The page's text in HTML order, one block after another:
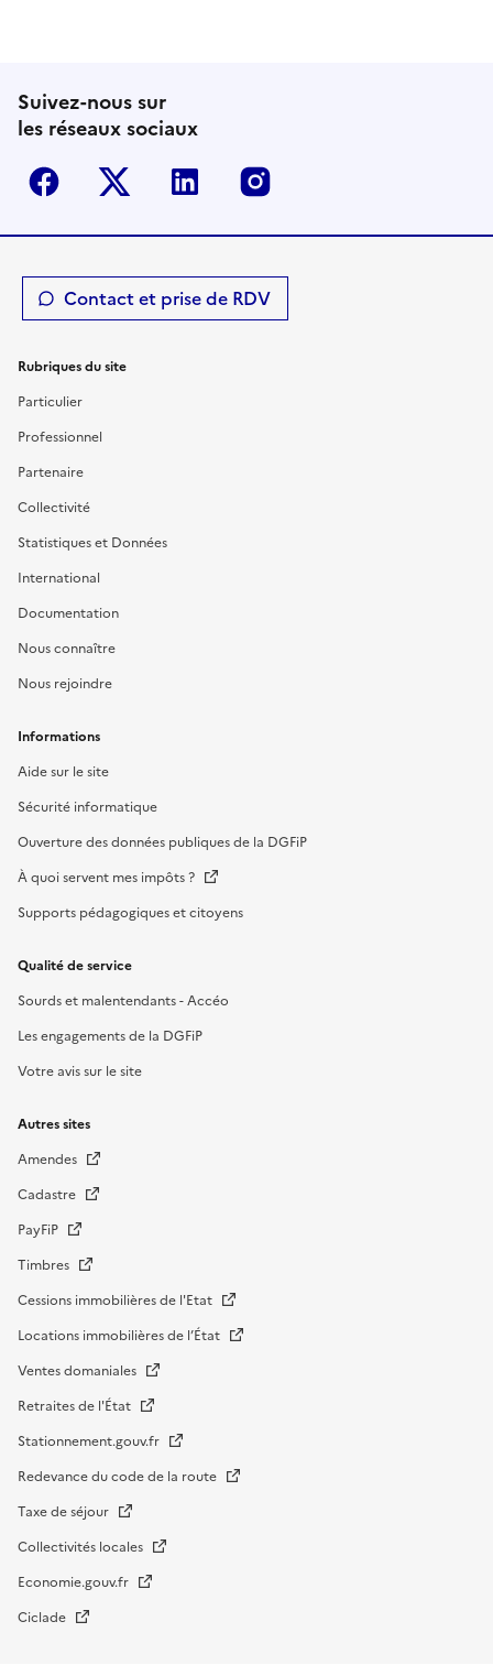
Suivez-nous sur
les réseaux sociaux
Facebook Twitter-X Linkedin
Contact et prise de RDV
Rubriques du site
Particulier
Professionnel
Partenaire
Collectivité
Statistiques et Données
International
Documentation
Nous connaître
Nous rejoindre
Informations
Aide sur le site
Sécurité informatique
Ouverture des données publiques de la DGFiP
À quoi servent mes impôts ?
Supports pédagogiques et citoyens
Qualité de service
Sourds et malentendants - Accéo
Les engagements de la DGFiP
Votre avis sur le site
Autres sites
Amendes
Cadastre
PayFiP
Timbres
Cessions immobilières de l'Etat
Locations immobilières de l’État
Ventes domaniales
Retraites de l'État
Stationnement.gouv.fr
Redevance du code de la route
Taxe de séjour
Collectivités locales
Economie.gouv.fr
Ciclade